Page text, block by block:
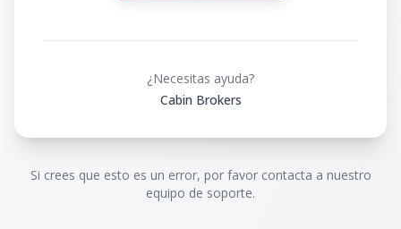
¿Necesitas ayuda?
Cabin Brokers
Si crees que esto es un error, por favor contacta a nuestro
equipo de soporte.